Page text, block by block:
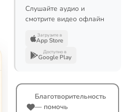
Слушайте аудио и
смотрите видео офлайн
Загрузите в
App Store
Доступно в
Google Play
Благотворительность
— помочь